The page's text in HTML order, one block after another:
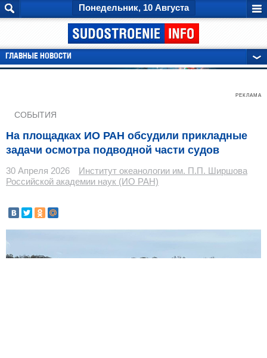
Понедельник, 10 Августа
ГЛАВНЫЕ НОВОСТИ
РЕКЛАМА
СОБЫТИЯ
На площадках ИО РАН обсудили прикладные
задачи осмотра подводной части судов
30 Апреля 2026
Институт океанологии им. П.П. Ширшова
Российской академии наук (ИО РАН)